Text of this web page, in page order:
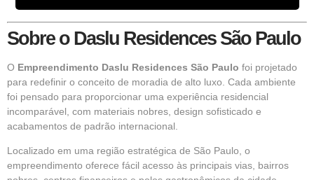
Sobre o Daslu Residences São Paulo
O Empreendimento Daslu Residences São Paulo foi projetado
para redefinir o conceito de moradia de alto luxo. Cada ambiente
foi pensado para proporcionar uma experiência residencial
incomparável, com materiais nobres, design sofisticado e
acabamentos de padrão internacional.
Localizado em uma região estratégica de São Paulo, o
empreendimento oferece fácil acesso às principais vias, bairros